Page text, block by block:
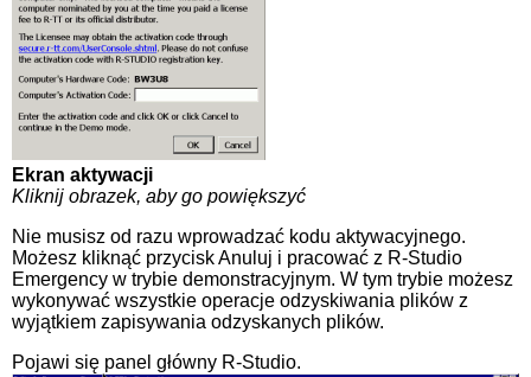
Ekran aktywacji
Kliknij obrazek, aby go powiększyć
Nie musisz od razu wprowadzać kodu aktywacyjnego.
Możesz kliknąć przycisk Anuluj i pracować z R-Studio
Emergency w trybie demonstracyjnym. W tym trybie możesz
wykonywać wszystkie operacje odzyskiwania plików z
wyjątkiem zapisywania odzyskanych plików.
Pojawi się panel główny R-Studio.